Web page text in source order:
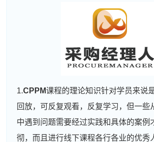
1.CPPM课程的理论知识针对学员来说
回放，可反复观看，反复学习，但一些
中遇到问题需要经过实践和具体的案例
彻，而且进行线下课程各行各业的优秀